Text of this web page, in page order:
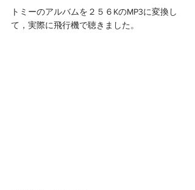
トミーのアルバムを２５６KのMP3に変換し
て，実際に飛行機で聴きました。